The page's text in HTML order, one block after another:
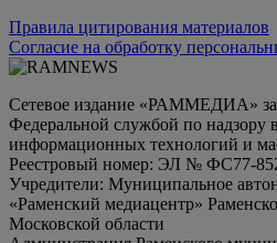
Правила цитирования материалов
Согласие на обработку
Сетевое издание «РАММЕДИА»
Федеральной службой по надзору
информационных технологий и
Реестровый номер: ЭЛ № ФС77-
Учредители: Муниципальное
«Раменский медиацентр»
Московской области